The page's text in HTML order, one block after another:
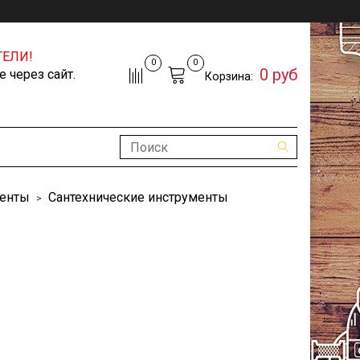
сайт.
0 0
Корзина: 0 руб
Сантехнические инструменты